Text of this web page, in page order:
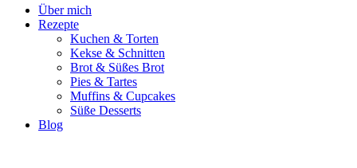
Über mich
Rezepte
Kuchen & Torten
Kekse & Schnitten
Brot & Süßes Brot
Pies & Tartes
Muffins & Cupcakes
Süße Desserts
Blog